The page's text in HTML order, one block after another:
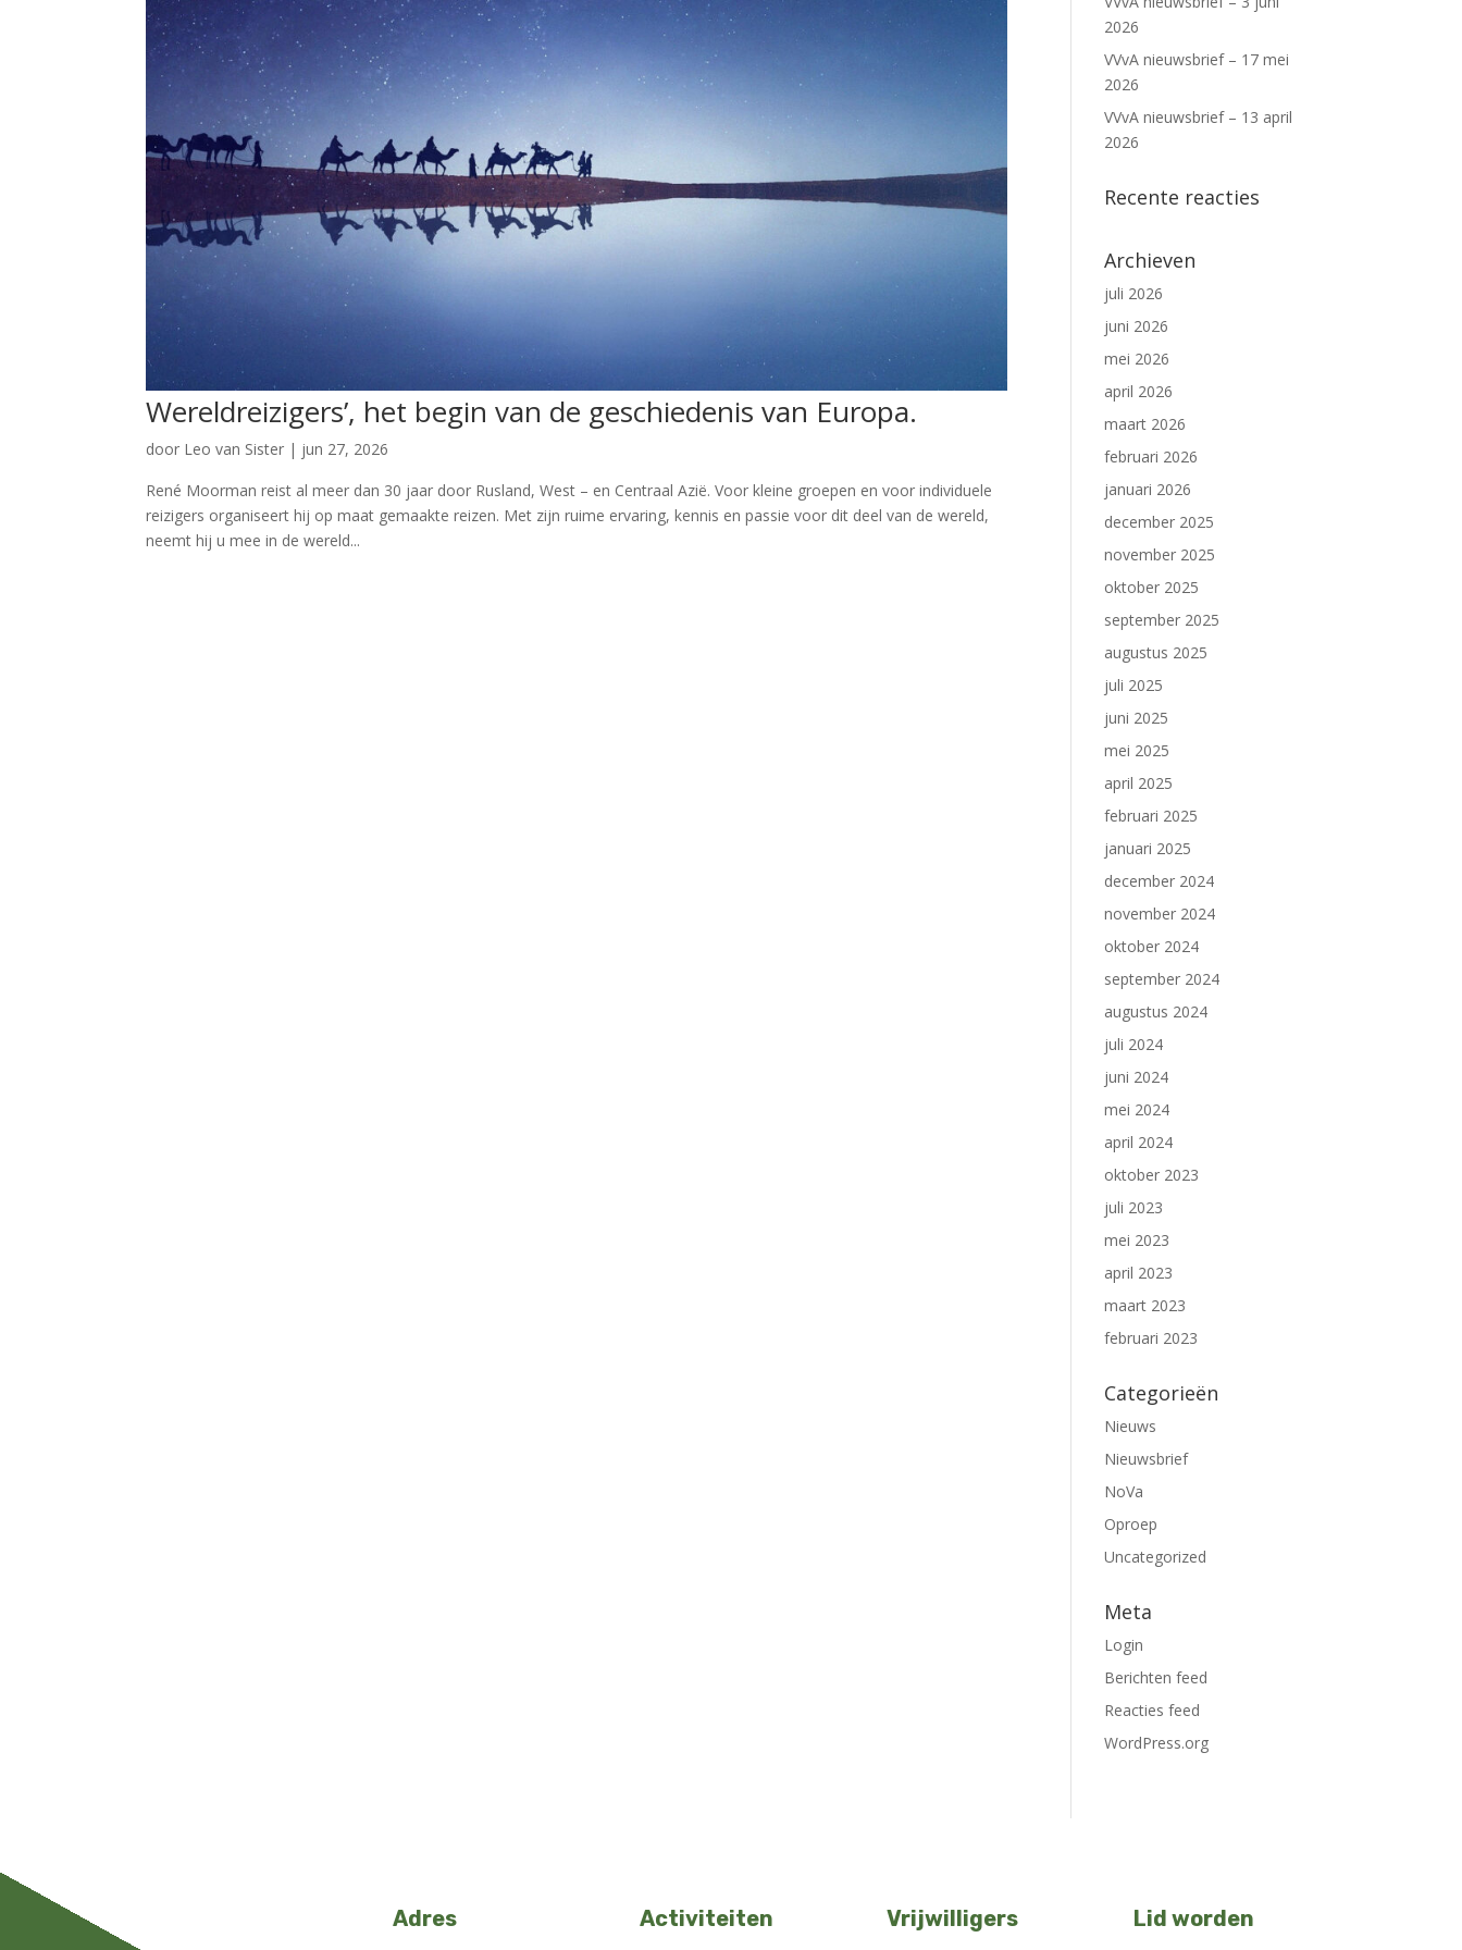
Wereldreizigers’, het begin van de geschiedenis van Europa.
door Leo van Sister | jun 27, 2026
René Moorman reist al meer dan 30 jaar door Rusland, West – en Centraal Azië. Voor kleine groepen en voor individuele
reizigers organiseert hij op maat gemaakte reizen. Met zijn ruime ervaring, kennis en passie voor dit deel van de wereld,
neemt hij u mee in de wereld...
2026
VVvA nieuwsbrief – 17 mei
2026
VVvA nieuwsbrief – 13 april
2026
Recente reacties
Archieven
juli 2026
juni 2026
mei 2026
april 2026
maart 2026
februari 2026
januari 2026
december 2025
november 2025
oktober 2025
september 2025
augustus 2025
juli 2025
juni 2025
mei 2025
april 2025
februari 2025
januari 2025
december 2024
november 2024
oktober 2024
september 2024
augustus 2024
juli 2024
juni 2024
mei 2024
april 2024
oktober 2023
juli 2023
mei 2023
april 2023
maart 2023
februari 2023
Categorieën
Nieuws
Nieuwsbrief
NoVa
Oproep
Uncategorized
Meta
Login
Berichten feed
Reacties feed
WordPress.org
Adres Activiteiten Vrijwilligers Lid worden